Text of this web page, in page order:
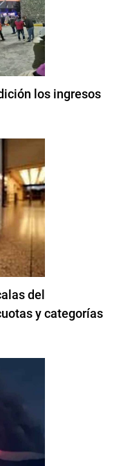
los ingresos
del
y categorías